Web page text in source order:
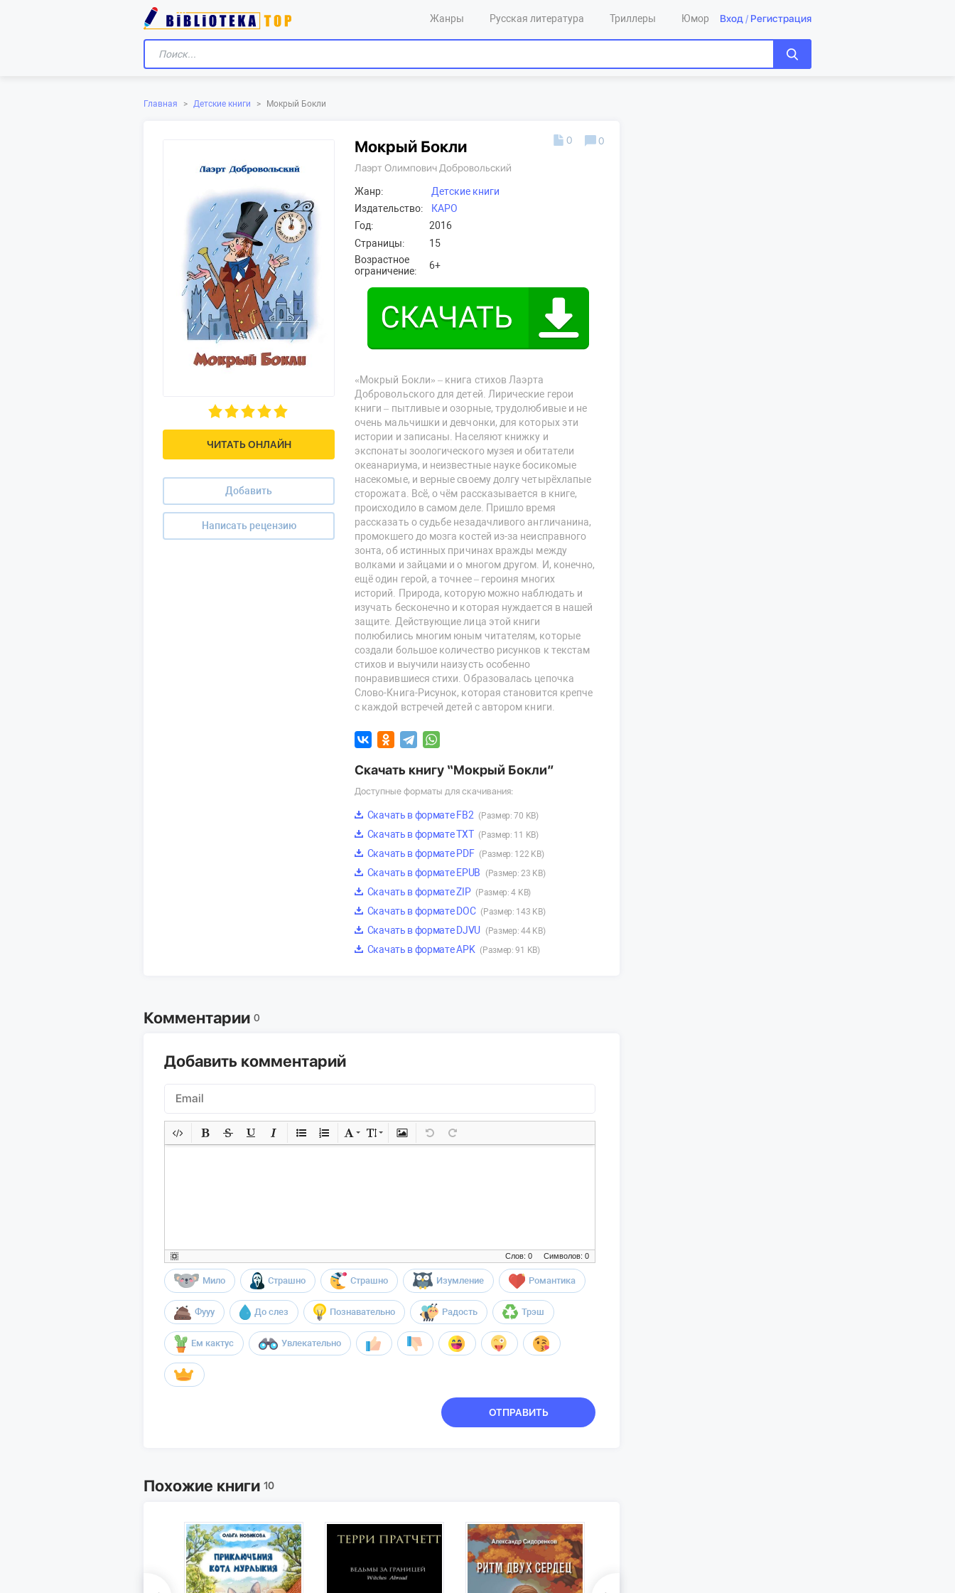
Жанры Русская литература Триллеры Юмор Вход / Регистрация
Главная > Детские книги > Мокрый Бокли
ЧИТАТЬ ОНЛАЙН
Добавить
Написать рецензию
Мокрый Бокли
Лаэрт Олимпович Добровольский
Жанр:
Детские книги
Издательство:
КАРО
Год:
2016
Страницы:
15
Возрастное
ограничение:
6+
«Мокрый Бокли» – книга стихов Лаэрта
Добровольского для детей. Лирические герои
книги – пытливые и озорные, трудолюбивые и не
очень мальчишки и девчонки, для которых эти
истории и записаны. Населяют книжку и
экспонаты зоологического музея и обитатели
океанариума, и неизвестные науке босикомые
насекомые, и верные своему долгу четырёхлапые
сторожата. Всё, о чём рассказывается в книге,
происходило в самом деле. Пришло время
рассказать о судьбе незадачливого англичанина,
промокшего до мозга костей из-за неисправного
зонта, об истинных причинах вражды между
волками и зайцами и о многом другом. И, конечно,
ещё один герой, а точнее – героиня многих
историй. Природа, которую можно наблюдать и
изучать бесконечно и которая нуждается в нашей
защите. Действующие лица этой книги
полюбились многим юным читателям, которые
создали большое количество рисунков к текстам
стихов и выучили наизусть особенно
понравившиеся стихи. Образовалась цепочка
Слово-Книга-Рисунок, которая становится крепче
с каждой встречей детей с автором книги.
0 0
Скачать книгу “Мокрый Бокли”
Доступные форматы для скачивания:
Скачать в формате FB2 (Размер: 70 KB)
Скачать в формате TXT (Размер: 11 KB)
Скачать в формате PDF (Размер: 122 KB)
Скачать в формате EPUB (Размер: 23 KB)
Скачать в формате ZIP (Размер: 4 KB)
Скачать в формате DOC (Размер: 143 KB)
Скачать в формате DJVU (Размер: 44 KB)
Скачать в формате APK (Размер: 91 KB)
Комментарии 0
Добавить комментарий
Символов: 0
Слов: 0
Мило Страшно Страшно Изумление Романтика
Фууу До слез Познавательно Радость Трэш
Ем кактус Увлекательно
ОТПРАВИТЬ
Похожие книги 10